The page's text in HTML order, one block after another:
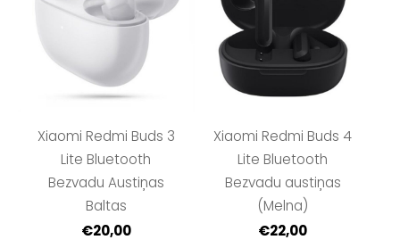
Xiaomi Redmi Buds 3
Lite Bluetooth
Bezvadu Austiņas
Baltas
€20,00
Xiaomi Redmi Buds 4
Lite Bluetooth
Bezvadu austiņas
(Melna)
€22,00